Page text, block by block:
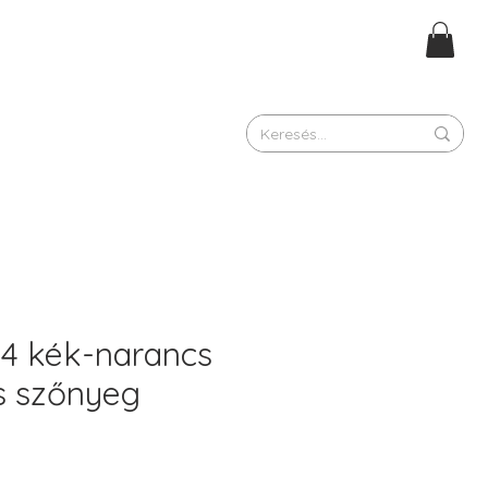
kék-narancs
szőnyeg